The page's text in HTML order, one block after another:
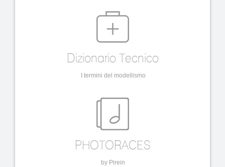
Dizionario Tecnico
I termini del modellismo
PHOTORACES
by Pirein